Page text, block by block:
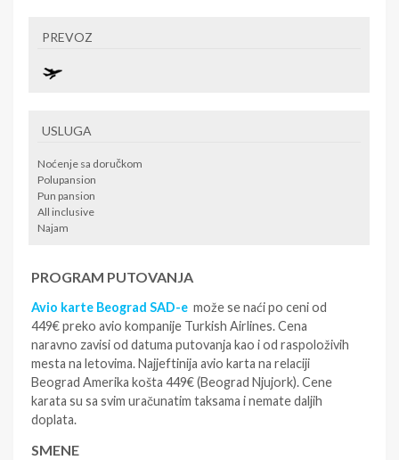
PREVOZ
USLUGA
Noćenje sa doručkom
Polupansion
Pun pansion
All inclusive
Najam
PROGRAM PUTOVANJA
Avio karte Beograd SAD-e može se naći po ceni od
449€ preko avio kompanije Turkish Airlines. Cena
naravno zavisi od datuma putovanja kao i od raspoloživih
mesta na letovima. Najjeftinija avio karta na relaciji
Beograd Amerika košta 449€ (Beograd Njujork). Cene
karata su sa svim uračunatim taksama i nemate daljih
doplata.
SMENE